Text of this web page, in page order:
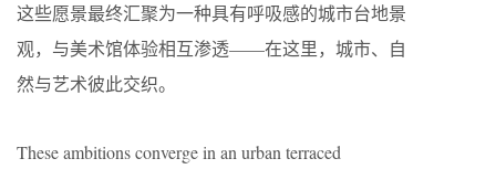
这些愿景最终汇聚为一种具有呼吸感的城市台地景
观，与美术馆体验相互渗透——在这里，城市、自
然与艺术彼此交织。
These ambitions converge in an urban terraced